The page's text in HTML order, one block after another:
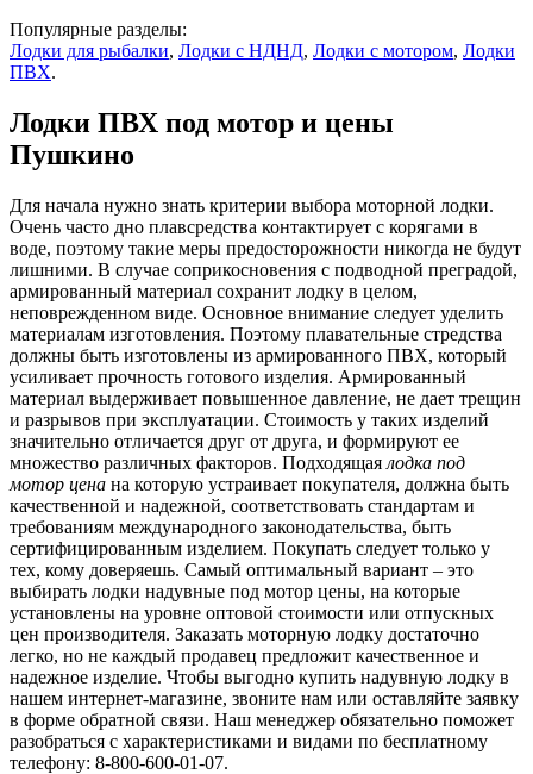
Популярные разделы:
Лодки для рыбалки, Лодки с НДНД, Лодки с мотором, Лодки
ПВХ.
Лодки ПВХ под мотор и цены
Пушкино
Для начала нужно знать критерии выбора моторной лодки.
Очень часто дно плавсредства контактирует с корягами в
воде, поэтому такие меры предосторожности никогда не будут
лишними. В случае соприкосновения с подводной преградой,
армированный материал сохранит лодку в целом,
неповрежденном виде. Основное внимание следует уделить
материалам изготовления. Поэтому плавательные стредства
должны быть изготовлены из армированного ПВХ, который
усиливает прочность готового изделия. Армированный
материал выдерживает повышенное давление, не дает трещин
и разрывов при эксплуатации. Стоимость у таких изделий
значительно отличается друг от друга, и формируют ее
множество различных факторов. Подходящая лодка под
мотор цена на которую устраивает покупателя, должна быть
качественной и надежной, соответствовать стандартам и
требованиям международного законодательства, быть
сертифицированным изделием. Покупать следует только у
тех, кому доверяешь. Самый оптимальный вариант – это
выбирать лодки надувные под мотор цены, на которые
установлены на уровне оптовой стоимости или отпускных
цен производителя. Заказать моторную лодку достаточно
легко, но не каждый продавец предложит качественное и
надежное изделие. Чтобы выгодно купить надувную лодку в
нашем интернет-магазине, звоните нам или оставляйте заявку
в форме обратной связи. Наш менеджер обязательно поможет
разобраться с характеристиками и видами по бесплатному
телефону: 8-800-600-01-07.